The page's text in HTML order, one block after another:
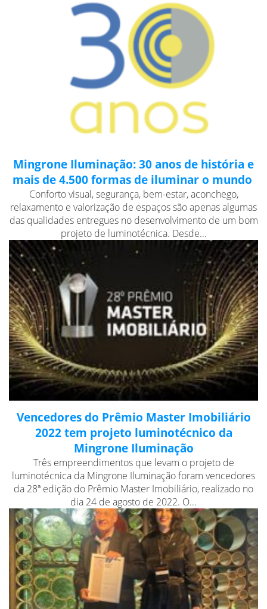
Mingrone Iluminação: 30 anos de história e
mais de 4.500 formas de iluminar o mundo
Conforto visual, segurança, bem-estar, aconchego,
relaxamento e valorização de espaços são apenas algumas
das qualidades entregues no desenvolvimento de um bom
projeto de luminotécnica. Desde...
Vencedores do Prêmio Master Imobiliário
2022 tem projeto luminotécnico da
Mingrone Iluminação
Três empreendimentos que levam o projeto de
luminotécnica da Mingrone Iluminação foram vencedores
da 28ª edição do Prêmio Master Imobiliário, realizado no
dia 24 de agosto de 2022. O...